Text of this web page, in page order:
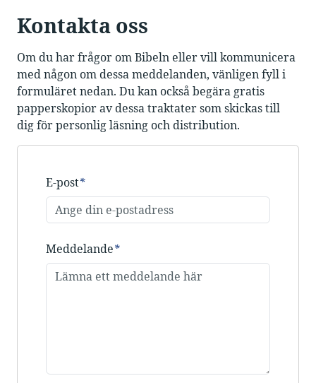
Kontakta oss
Om du har frågor om Bibeln eller vill kommunicera
med någon om dessa meddelanden, vänligen fyll i
formuläret nedan. Du kan också begära gratis
papperskopior av dessa traktater som skickas till
dig för personlig läsning och distribution.
E-post*
Meddelande*